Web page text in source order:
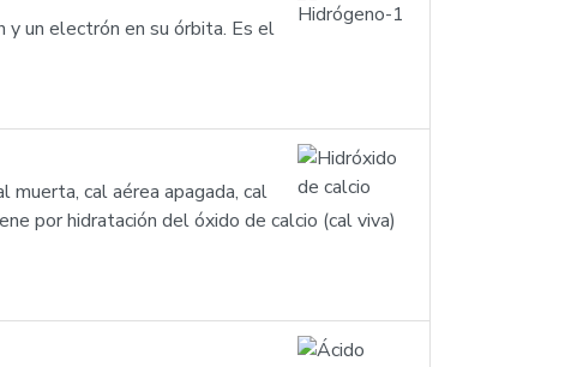
y un electrón en su órbita. Es el
muerta, cal aérea apagada, cal
por hidratación del óxido de calcio (cal viva)